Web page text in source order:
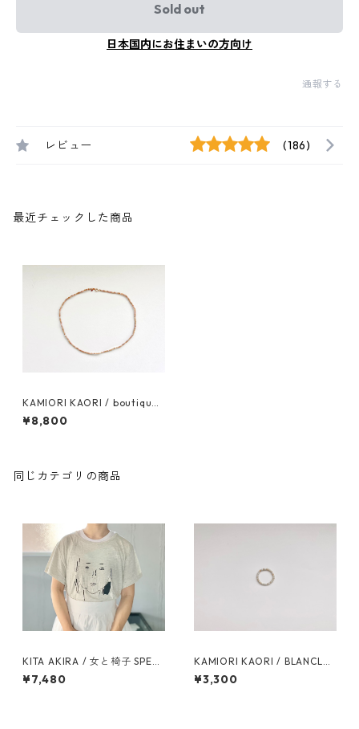
Sold out
日本国内にお住まいの方向け
通報する
レビュー (186)
最近チェックした商品
KAMIORI KAORI / boutique
necklace / nude pink
¥8,800
同じカテゴリの商品
KITA AKIRA / 女と椅子 SPECI
AL BOX
¥7,480
KAMIORI KAORI / BLANCLAI
TEUX RING
¥3,300